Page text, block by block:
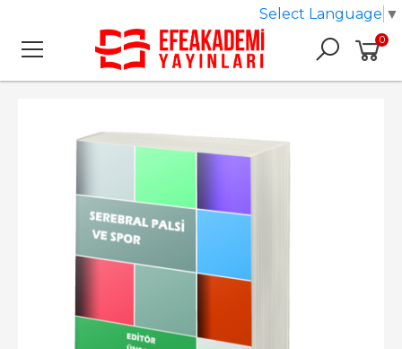
0
Select Language ▼